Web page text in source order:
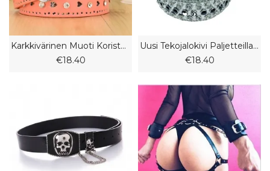
Karkkivärinen Muoti Koristeellinen Ohut Vyö Naisten Vyö Strassikivi Persikka Sydänvyö
€18.40
Uusi Tekojalokivi Paljetteilla Leveä Vyö Muoti Ei Reikää Paljas Vartalo Sininen Naisten Juhlavyö
€18.40